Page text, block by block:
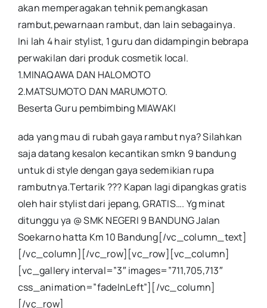
akan memperagakan tehnik pemangkasan
rambut,pewarnaan rambut, dan lain sebagainya.
Ini lah 4 hair stylist, 1 guru dan didampingin bebrapa
perwakilan dari produk cosmetik local.
1.MINAQAWA DAN HALOMOTO
2.MATSUMOTO DAN MARUMOTO.
Beserta Guru pembimbing MIAWAKI
ada yang mau di rubah gaya rambut nya? Silahkan
saja datang kesalon kecantikan smkn 9 bandung
untuk di style dengan gaya sedemikian rupa
rambutnya.Tertarik ??? Kapan lagi dipangkas gratis
oleh hair stylist dari jepang, GRATIS…. Yg minat
ditunggu ya @ SMK NEGERI 9 BANDUNG Jalan
Soekarno hatta Km 10 Bandung[/vc_column_text]
[/vc_column][/vc_row][vc_row][vc_column]
[vc_gallery interval=”3″ images=”711,705,713″
css_animation=”fadeInLeft”][/vc_column]
[/vc_row]